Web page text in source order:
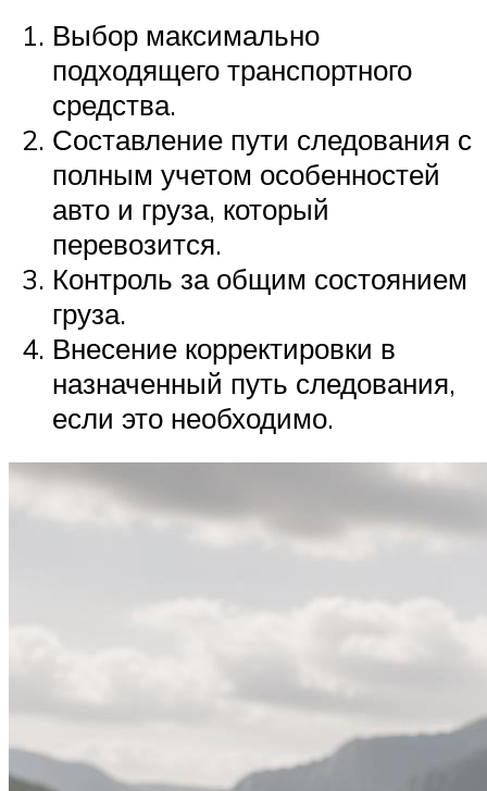
Выбор максимально
подходящего транспортного
средства.
Составление пути следования с
полным учетом особенностей
авто и груза, который
перевозится.
Контроль за общим состоянием
груза.
Внесение корректировки в
назначенный путь следования,
если это необходимо.